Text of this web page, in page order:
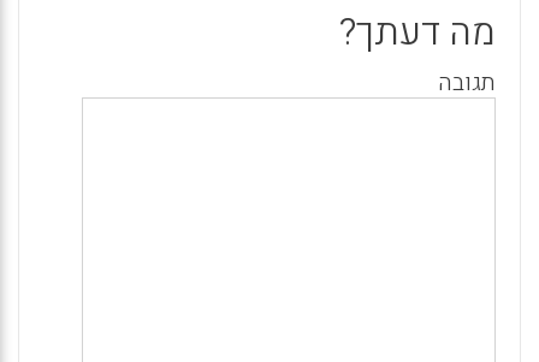
מה דעתך?
תגובה